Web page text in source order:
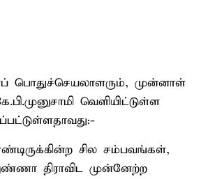
பொதுச்செயலாளரும், முன்னாள்
வெளியிட்டுள்ள
சில சம்பவங்கள்,
திராவிட முன்னேற்ற